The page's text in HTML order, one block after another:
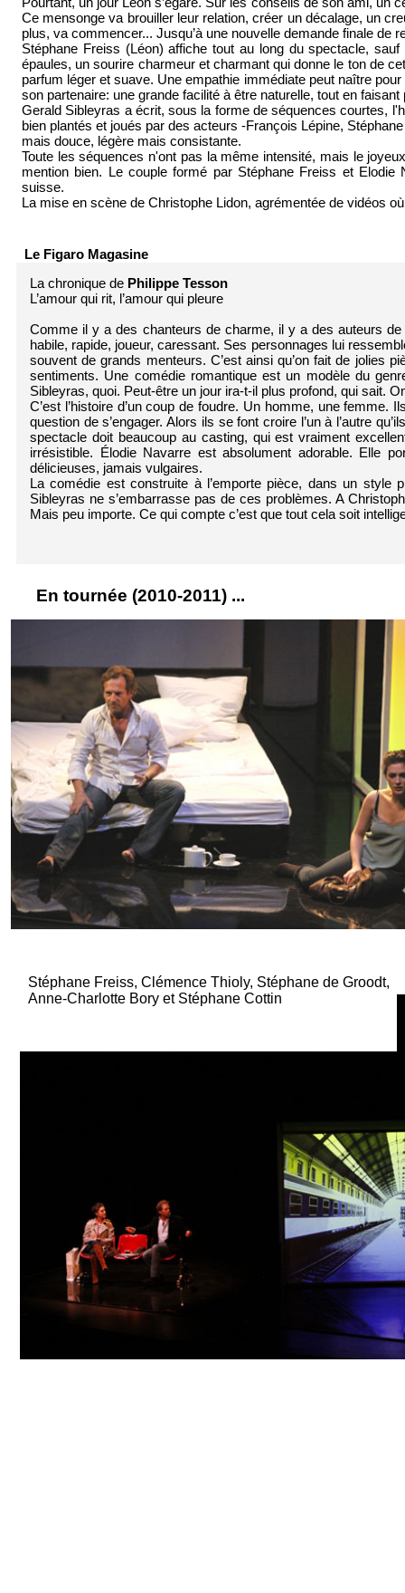
Ce mensonge va brouiller leur relation, créer un décalage, un
plus, va commencer... Jusqu’à une nouvelle demande finale de
Stéphane Freiss (Léon) affiche tout au long du spectacle,
épaules, un sourire charmeur et charmant qui donne le ton de
parfum léger et suave. Une empathie immédiate peut naître
son partenaire: une grande facilité à être naturelle, tout en faisant
Gerald Sibleyras a écrit, sous la forme de séquences courtes,
bien plantés et joués par des acteurs -François Lépine,
mais douce, légère mais consistante.
Toute les séquences n'ont pas la même intensité, mais le
mention bien. Le couple formé par Stéphane Freiss et
suisse.
La mise en scène de Christophe Lidon, agrémentée de vidéos
La chronique de Philippe Tesson
L’amour qui rit, l’amour qui pleure
Comme il y a des chanteurs de charme, il y a des auteurs
habile, rapide, joueur, caressant. Ses personnages lui
souvent de grands menteurs. C’est ainsi qu’on fait de jolies
sentiments. Une comédie romantique est un modèle du
Sibleyras, quoi. Peut-être un jour ira-t-il plus profond, qui sait.
C’est l’histoire d’un coup de foudre. Un homme, une
question de s’engager. Alors ils se font croire l’un à l’autre
spectacle doit beaucoup au casting, qui est vraiment
irrésistible. Élodie Navarre est absolument adorable. Elle
délicieuses, jamais vulgaires.
La comédie est construite à l’emporte pièce, dans un style
Sibleyras ne s’embarrasse pas de ces problèmes. A
Mais peu importe. Ce qui compte c’est que tout cela soit
Le Figaro Magasine
En tournée (2010-2011) ...
Stéphane Freiss, Clémence Thioly, Stéphane de Groodt,
Anne-Charlotte Bory et Stéphane Cottin